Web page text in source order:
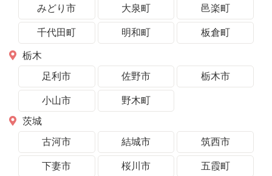
みどり市 大泉町 邑楽町
千代田町 明和町 板倉町
栃木
足利市
佐野市 栃木市
小山市
野木町
茨城
古河市
結城市 筑西市
下妻市 桜川市 五霞町